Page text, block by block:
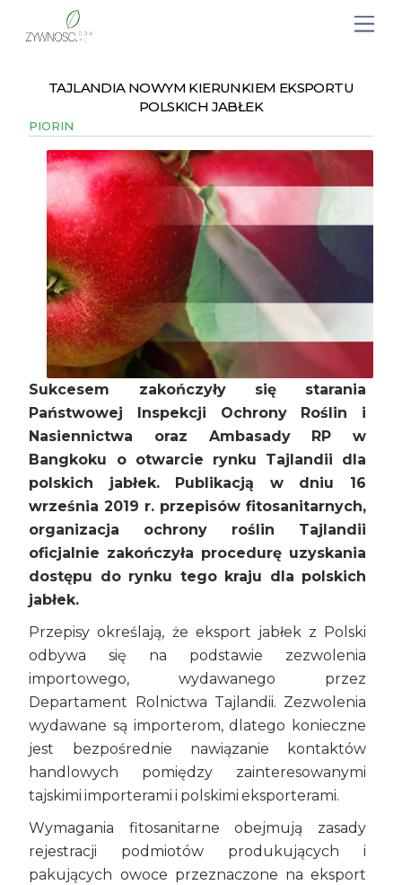
TAJLANDIA NOWYM KIERUNKIEM EKSPORTU
POLSKICH JABŁEK
PIORIN
Sukcesem zakończyły się starania
Państwowej Inspekcji Ochrony Roślin i
Nasiennictwa oraz Ambasady RP w
Bangkoku o otwarcie rynku Tajlandii dla
polskich jabłek. Publikacją w dniu 16
września 2019 r. przepisów fitosanitarnych,
organizacja ochrony roślin Tajlandii
oficjalnie zakończyła procedurę uzyskania
dostępu do rynku tego kraju dla polskich
jabłek.
Przepisy określają, że eksport jabłek z Polski
odbywa się na podstawie zezwolenia
importowego, wydawanego przez
Departament Rolnictwa Tajlandii. Zezwolenia
wydawane są importerom, dlatego konieczne
jest bezpośrednie nawiązanie kontaktów
handlowych pomiędzy zainteresowanymi
tajskimi importerami i polskimi eksporterami.
Wymagania fitosanitarne obejmują zasady
rejestracji podmiotów produkujących i
pakujących owoce przeznaczone na eksport